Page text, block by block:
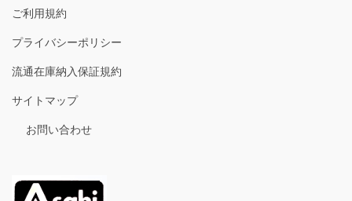
ご利用規約
プライバシーポリシー
流通在庫納入保証規約
サイトマップ
お問い合わせ